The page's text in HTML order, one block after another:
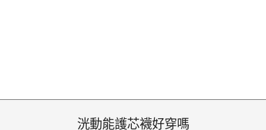
洸動能護芯襪好穿嗎